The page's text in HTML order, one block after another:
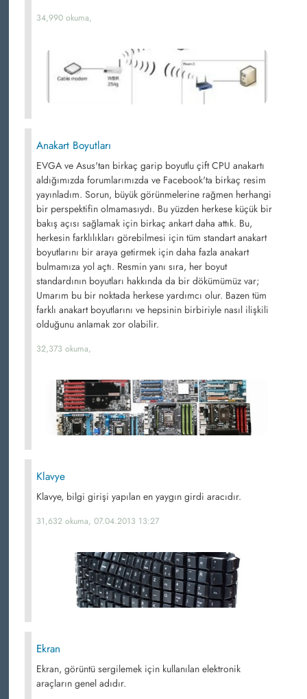
34,990 okuma,
Anakart Boyutları
EVGA ve Asus'tan birkaç garip boyutlu çift CPU anakartı
aldığımızda forumlarımızda ve Facebook'ta birkaç resim
yayınladım. Sorun, büyük görünmelerine rağmen herhangi
bir perspektifin olmamasıydı. Bu yüzden herkese küçük bir
bakış açısı sağlamak için birkaç ankart daha attık. Bu,
herkesin farklılıkları görebilmesi için tüm standart anakart
boyutlarını bir araya getirmek için daha fazla anakart
bulmamıza yol açtı. Resmin yanı sıra, her boyut
standardının boyutları hakkında da bir dökümümüz var;
Umarım bu bir noktada herkese yardımcı olur. Bazen tüm
farklı anakart boyutlarını ve hepsinin birbiriyle nasıl ilişkili
olduğunu anlamak zor olabilir.
32,373 okuma,
Klavye
Klavye, bilgi girişi yapılan en yaygın girdi aracıdır.
31,632 okuma, 07.04.2013 13:27
Ekran
Ekran, görüntü sergilemek için kullanılan elektronik
araçların genel adıdır.